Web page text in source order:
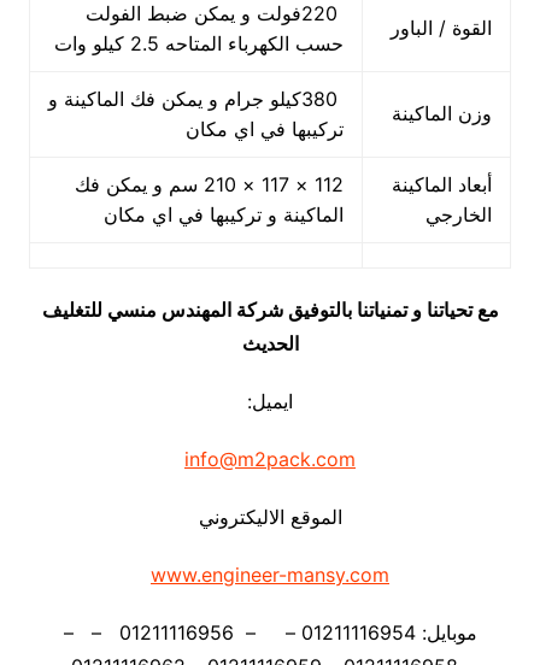
القوة / الباور
220فولت و يمكن ضبط الفولت
حسب الكهرباء المتاحه 2.5 كيلو وات
وزن الماكينة
380كيلو جرام و يمكن فك الماكينة و
تركيبها في اي مكان
أبعاد الماكينة
الخارجي
112 × 117 × 210 سم و يمكن فك
الماكينة و تركيبها في اي مكان
مع تحياتنا و تمنياتنا بالتوفيق شركة المهندس منسي للتغليف
الحديث
ايميل:
info@m2pack.com
الموقع الاليكتروني
www.engineer-mansy.com
موبايل: 01211116954 – – 01211116956 – –